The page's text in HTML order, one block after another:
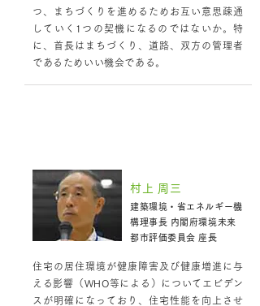
つ、まちづくりを進めるためお互い意思疎通
していく1つの契機になるのではないか。特
に、首長はまちづくり、道路、双方の管理者
であるためいい機会である。
村上 周三
建築環境・省エネルギー機
構理事長 内閣府環境未来
都市評価委員会 座長
住宅の居住環境が健康障害及び健康増進に与
える影響（WHO等による）についてエビデン
スが明確になっており、住宅性能を向上させ